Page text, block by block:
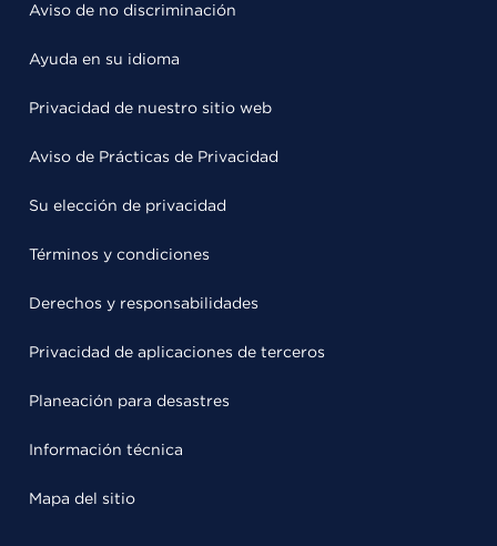
Aviso de no discriminación
Ayuda en su idioma
Privacidad de nuestro sitio web
Aviso de Prácticas de Privacidad
Su elección de privacidad
Términos y condiciones
Derechos y responsabilidades
Privacidad de aplicaciones de terceros
Planeación para desastres
Información técnica
Mapa del sitio